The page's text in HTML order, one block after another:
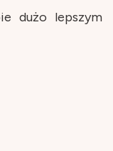
dużo lepszym